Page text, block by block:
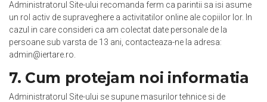
Administratorul Site-ului recomanda ferm ca parintii sa isi asume
un rol activ de supraveghere a activitatilor online ale copiilor lor. In
cazul in care consideri ca am colectat date personale de la
persoane sub varsta de 13 ani, contacteaza-ne la adresa:
admin@iertare.ro
7. Cum protejam noi informatia
Administratorul Site-ului se supune masurilor tehnice si de